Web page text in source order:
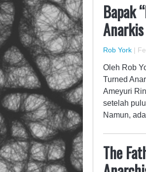
Bapak
Rob York |
Oleh Rob
Turned
Ameyuri
setelah
Namun,
The